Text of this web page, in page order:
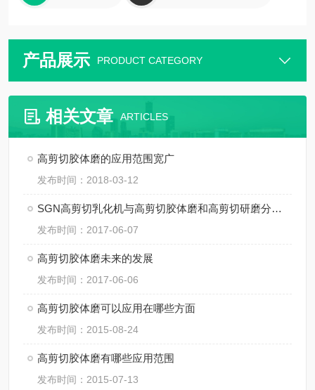
产品展示 PRODUCT CATEGORY
相关文章 ARTICLES
高剪切胶体磨的应用范围宽广
发布时间：2018-03-12
SGN高剪切乳化机与高剪切胶体磨和高剪切研磨分散机的区别
发布时间：2017-06-07
高剪切胶体磨未来的发展
发布时间：2017-06-06
高剪切胶体磨可以应用在哪些方面
发布时间：2015-08-24
高剪切胶体磨有哪些应用范围
发布时间：2015-07-13